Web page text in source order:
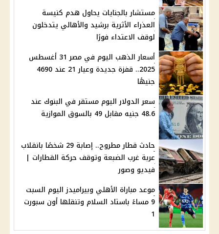
مستشار بالجنايات يحاول هدم كنيسة
العذراء الأثرية برشيد والأهالي يتدخلون
لوقف الاعتداء فورًا
أسعار الذهب اليوم في مصر 31 أغسطس
2025.. قفزة جديدة وعيار 21 عند 4690
جنيهًا
سعر الدولار اليوم مستقر في البنوك عند
48.6 جنيه مقابل 49 بالسوق الموازية
حادث قطار مطروح.. إصابة 29 شخصًا بانقلاب
عربة غرب الضبعة وتوقف حركة القطارات |
فيديو وصور
موعد مباراة الأهلي وبيراميدز اليوم السبت
9 مساءً باستاد السلام وتنقلها أون سبورت
1